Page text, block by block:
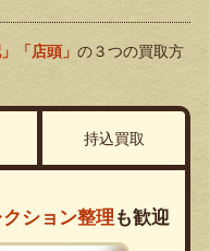
「店頭」 の３つの買取方
持込買取
ション整理 も歓迎